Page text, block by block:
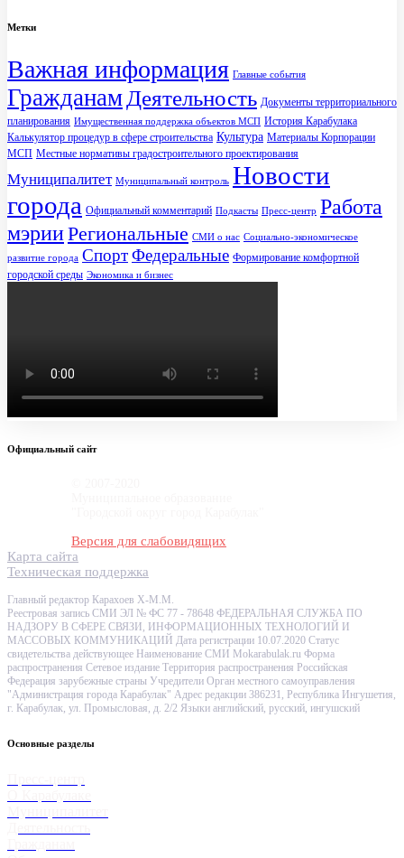
Метки
Важная информация Главные события
Гражданам Деятельность Документы территориального
планирования Имущественная поддержка объектов МСП История Карабулака
Калькулятор процедур в сфере строительства Культура Материалы Корпорации
МСП Местные нормативы градостроительного проектирования
Муниципалитет Муниципальный контроль Новости
города Официальный комментарий Подкасты Пресс-центр Работа
мэрииРегиональные СМИ о нас Социально-экономическое
развитие города СпортФедеральные Формирование комфортной
городской среды Экономика и бизнес
Официальный сайт
Версия для слабовидящих
Карта сайта
Техническая поддержка
Главный редактор Карахоев Х-М.М.
Реестровая запись СМИ ЭЛ № ФС 77 - 78648 ФЕДЕРАЛЬНАЯ СЛУЖБА ПО
НАДЗОРУ В СФЕРЕ СВЯЗИ, ИНФОРМАЦИОННЫХ ТЕХНОЛОГИЙ И
МАССОВЫХ КОММУНИКАЦИЙ Дата регистрации 10.07.2020 Статус
свидетельства действующее Наименование СМИ Mokarabulak.ru Форма
распространения Сетевое издание Территория распространения Российская
Федерация зарубежные страны Учредители Орган местного самоуправления
"Администрация города Карабулак" Адрес редакции 386231, Республика Ингушетия,
г. Карабулак, ул. Промысловая, д. 2/2 Языки английский, русский, ингушский
Основные разделы